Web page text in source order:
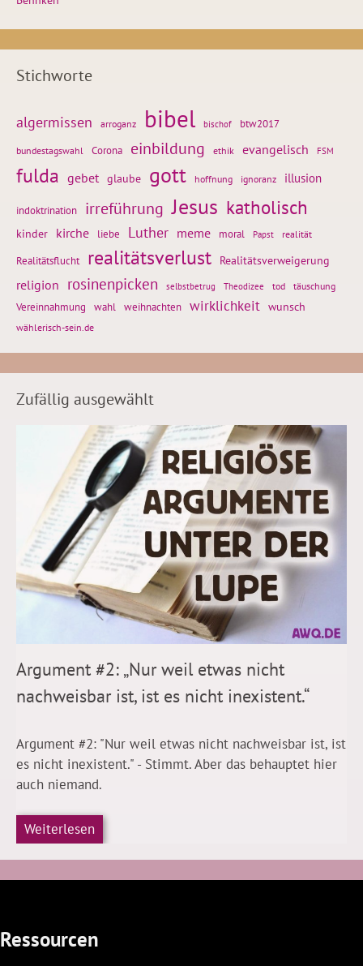
Stichworte
algermissen arroganz bibel bischof btw2017
bundestagswahl Corona einbildung ethik evangelisch FSM
fulda gebet glaube gott hoffnung ignoranz illusion
indoktrination irreführung Jesus katholisch
kinder kirche liebe Luther meme moral Papst realität
Realitätsflucht realitätsverlust Realitätsverweigerung
religion rosinenpicken selbstbetrug Theodizee tod täuschung
Vereinnahmung wahl weihnachten wirklichkeit wunsch
wählerisch-sein.de
Zufällig ausgewählt
Argument #2: „Nur weil etwas nicht
nachweisbar ist, ist es nicht inexistent.“
Argument #2: "Nur weil etwas nicht nachweisbar ist, ist
es nicht inexistent." - Stimmt. Aber das behauptet hier
auch niemand.
Weiterlesen
Ressourcen